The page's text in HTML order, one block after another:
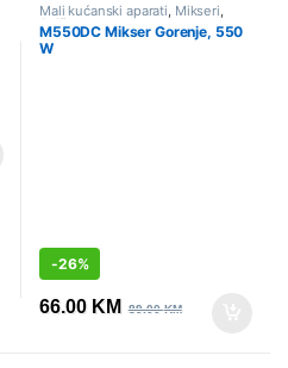
Mali kućanski aparati Mikseri
Sniženo
M550DC Mikser Gorenje, 550
W
-26%
66.00 KM 89.00KM